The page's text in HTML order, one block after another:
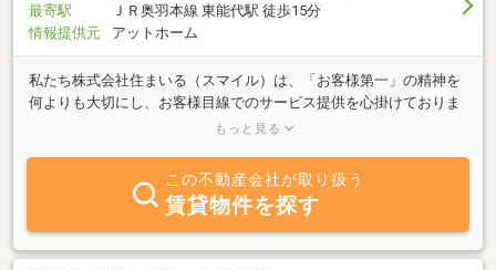
最寄駅
ＪＲ奥羽本線 東能代駅 徒歩15分
情報提供元
アットホーム
私たち株式会社住まいる（スマイル）は、「お客様第一」の精神を
何よりも大切にし、お客様目線でのサービス提供を心掛けておりま
す。お客様一人ひとりのご希望やライフスタイルに寄り添い、最適
と安心をお届けできる不動産会社を目指し、スタッフ一同誠心誠意
取り組んでまいります。どうぞ末永くご愛顧賜りますようお願い申
もっと見る
この不動産会社が取り扱う
賃貸物件を探す